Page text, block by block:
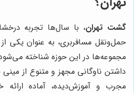
گشت تهران، با سال‌ها تجربه
حمل‌ونقل مسافربری، به عنوان یکی
مجموعه‌ها در این حوزه شناخته
داشتن ناوگانی مجهز و متنوع از
مجرب و آموزش‌دیده، آماده